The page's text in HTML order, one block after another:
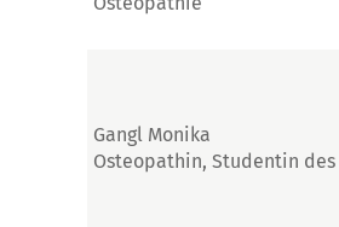
Gangl Monika
Osteopathin, Studentin